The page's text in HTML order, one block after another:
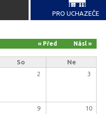
PRO UCHAZEČE
« Před Násl »
So
Ne
2 3
9 10